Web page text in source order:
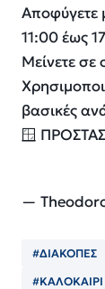
Αποφύγετε
11:00 έως
Μείνετε
βασικές
🪟
—
#ΔΙΑΚΟΠΕΣ
#ΚΑΛΟΚΑΙΡΙ